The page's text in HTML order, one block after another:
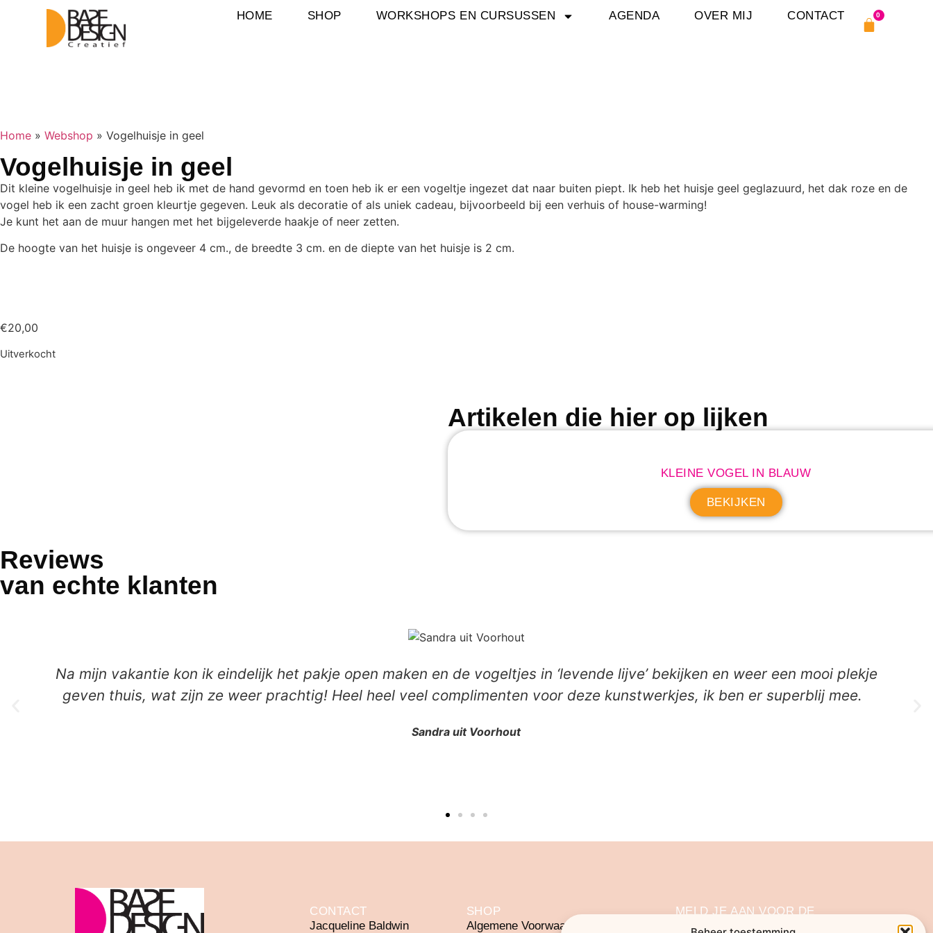
HOME SHOP WORKSHOPS EN CURSUSSEN AGENDA OVER MIJ CONTACT 0
Home » Webshop » Vogelhuisje in geel
Vogelhuisje in geel
Dit kleine vogelhuisje in geel heb ik met de hand gevormd en toen heb ik er een vogeltje ingezet dat naar buiten piept. Ik heb het huisje geel geglazuurd, het dak roze en de
vogel heb ik een zacht groen kleurtje gegeven. Leuk als decoratie of als uniek cadeau, bijvoorbeeld bij een verhuis of house-warming!
Je kunt het aan de muur hangen met het bijgeleverde haakje of neer zetten.
De hoogte van het huisje is ongeveer 4 cm., de breedte 3 cm. en de diepte van het huisje is 2 cm.
€20,00
Uitverkocht
Artikelen die hier op lijken
KLEINE VOGEL IN BLAUW
BEKIJKEN
Reviews
van echte klanten
Na mijn vakantie kon ik eindelijk het pakje open maken en de vogeltjes in ‘levende lijve’ bekijken en weer een mooi plekje
geven thuis, wat zijn ze weer prachtig! Heel heel veel complimenten voor deze kunstwerkjes, ik ben er superblij mee.
Sandra uit Voorhout
CONTACT
Jacqueline Baldwin
SHOP
Algemene Voorwaarden
MELD JE AAN VOOR DE